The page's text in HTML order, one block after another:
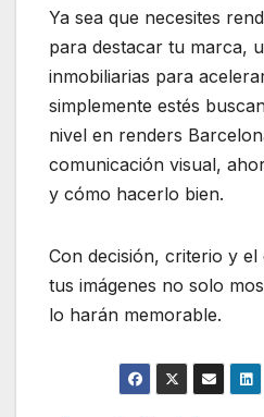
Ya sea que necesites
para destacar tu marca,
inmobiliarias para
simplemente estés
nivel en renders
comunicación visual,
y cómo hacerlo bien.
Con decisión, criterio y el
tus imágenes no solo
lo harán memorable.